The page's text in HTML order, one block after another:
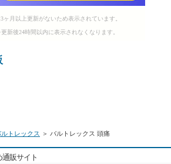
ヶ月以上更新がないため表示されています。
新後24時間以内に表示されなくなります。
ルトレックス ＞ バルトレックス 頭痛
販サイト